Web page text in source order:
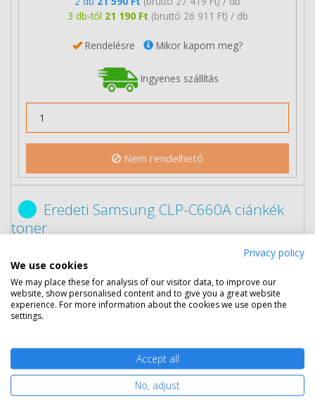
3 db-tól 21 190 Ft (bruttó 26 911 Ft) / db
Rendelésre Mikor kapom meg?
Ingyenes szállítás
Nem rendelhető
Eredeti Samsung CLP-C660A ciánkék
toner
21 190 Ft (bruttó 26 911 Ft)
Privacy policy
We use cookies
We may place these for analysis of our visitor data, to improve our
website, show personalised content and to give you a great website
experience. For more information about the cookies we use open the
settings.
Accept all
No, adjust